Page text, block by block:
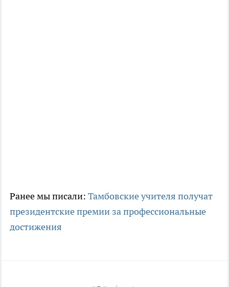
Ранее мы писали: Тамбовские учителя получат
президентские премии за профессиональные
достижения